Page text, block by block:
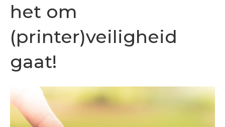
het om
(printer)veiligheid
gaat!